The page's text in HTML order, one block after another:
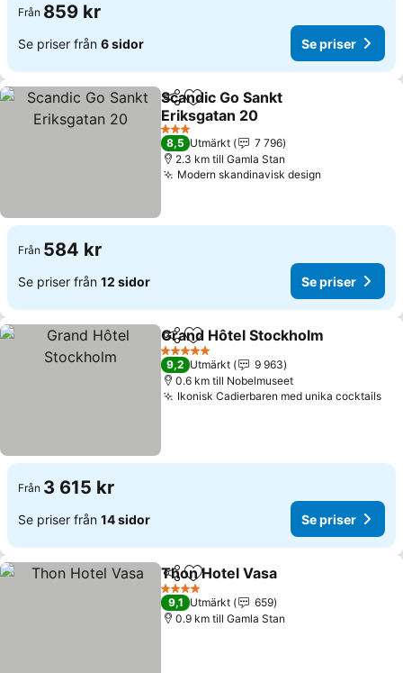
Från 859 kr
Se priser från 6 sidor Se priser
Dela Lägg till i Mina Favoriter
Scandic Go Sankt
Eriksgatan 20
3 Stjärnor
8,5 Utmärkt
7 796
2.3 km till Gamla Stan
Modern skandinavisk design
Från 584 kr
Se priser från 12 sidor Se priser
Dela Lägg till i Mina Favoriter
Grand Hôtel Stockholm
5 Stjärnor
9,2 Utmärkt
9 963
0.6 km till Nobelmuseet
Ikonisk Cadierbaren med unika cocktails
Från 3 615 kr
Se priser från 14 sidor Se priser
Dela Lägg till i Mina Favoriter
Thon Hotel Vasa
4 Stjärnor
9,1 Utmärkt
659
0.9 km till Gamla Stan